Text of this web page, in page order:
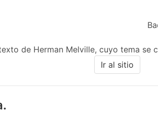
de Herman Melville, cuyo tema se
Ir al sitio